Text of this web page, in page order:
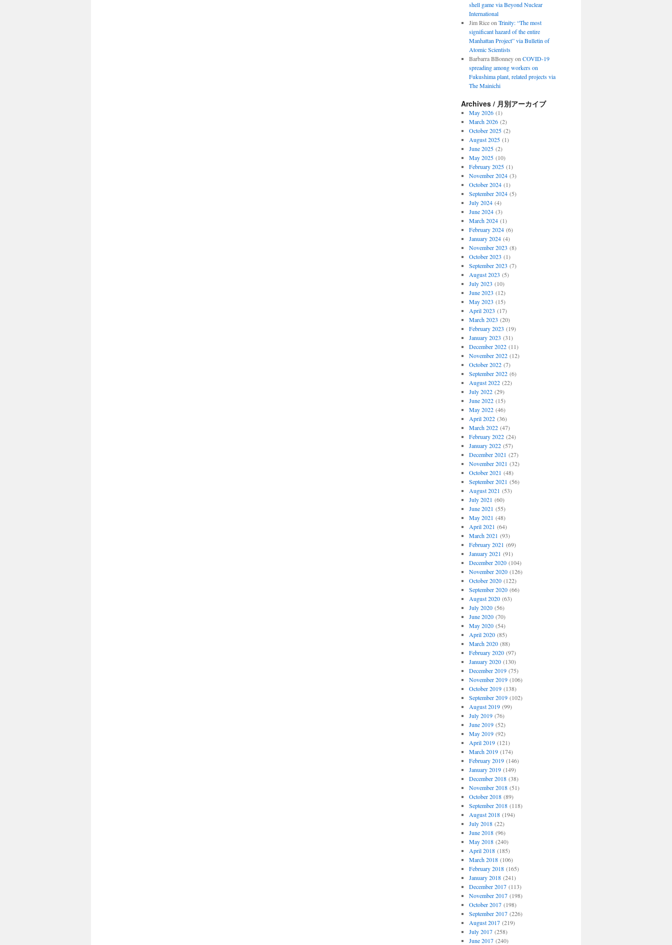
shell game via Beyond Nuclear
International
Jim Riceon Trinity: “The most
significant hazard of the entire
Manhattan Project” via Bulletin of
Atomic Scientists
Barbarra BBonneyon COVID-19
spreading among workers on
Fukushima plant, related projects via
The Mainichi
Archives / 月別アーカイブ
May 2026(1)
March 2026(2)
October 2025(2)
August 2025(1)
June 2025(2)
May 2025(10)
February 2025(1)
November 2024(3)
October 2024(1)
September 2024(5)
July 2024(4)
June 2024(3)
March 2024(1)
February 2024(6)
January 2024(4)
November 2023 (8)
October 2023 (1)
September 2023 (7)
August 2023 (5)
July 2023 (10)
June 2023 (12)
May 2023 (15)
April 2023 (17)
March 2023 (20)
February 2023 (19)
January 2023 (31)
December 2022(11)
November 2022(12)
October 2022(7)
September 2022(6)
August 2022(22)
July 2022(29)
June 2022(15)
May 2022(46)
April 2022(36)
March 2022(47)
February 2022(24)
January 2022(57)
December 2021 (27)
November 2021 (32)
October 2021 (48)
September 2021 (56)
August 2021 (53)
July 2021 (60)
June 2021 (55)
May 2021 (48)
April 2021 (64)
March 2021 (93)
February 2021 (69)
January 2021 (91)
December 2020(104)
November 2020(126)
October 2020(122)
September 2020(66)
August 2020(63)
July 2020(56)
June 2020(70)
May 2020(54)
April 2020(85)
March 2020(88)
February 2020(97)
January 2020(130)
December 2019(75)
November 2019(106)
October 2019(138)
September 2019(102)
August 2019(99)
July 2019(76)
June 2019(52)
May 2019(92)
April 2019(121)
March 2019(174)
February 2019(146)
January 2019(149)
December 2018(38)
November 2018(51)
October 2018(89)
September 2018(118)
August 2018(194)
July 2018(22)
June 2018(96)
May 2018(240)
April 2018(185)
March 2018(106)
February 2018(165)
January 2018(241)
December 2017(113)
November 2017(198)
October 2017(198)
September 2017(226)
August 2017(219)
July 2017(258)
June 2017(240)